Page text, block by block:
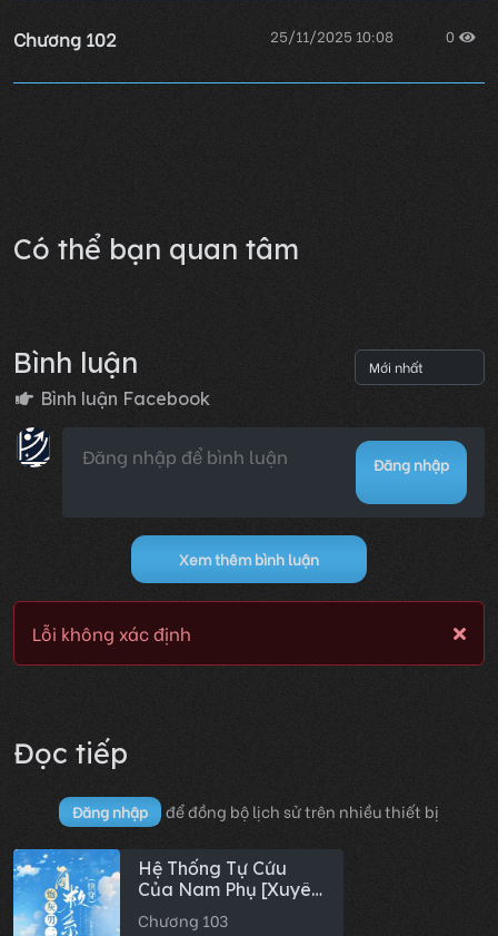
Chương 102 25/11/2025 10:08 0
Có thể bạn quan tâm
Bình luận
Bình luận Facebook
Đăng nhập
Xem thêm bình luận
Lỗi không xác định
Đọc tiếp
Đăng nhập để đồng bộ lịch sử trên nhiều thiết bị
Hệ Thống Tự Cứu
Của Nam Phụ [Xuyên
Nhanh] / Nam Phụ
Chương 103